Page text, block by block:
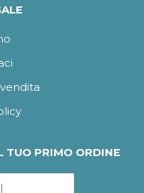
TUO PRIMO ORDINE